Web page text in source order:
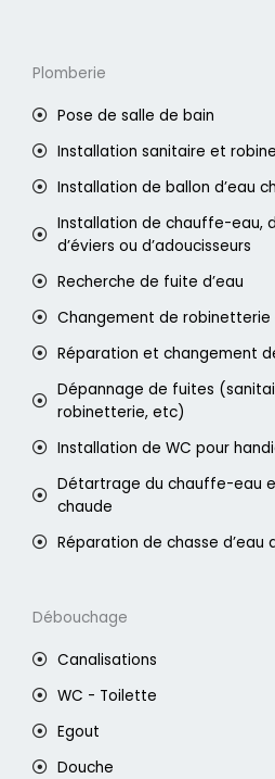
Plomberie
Pose de salle de bain
Installation sanitaire et
Installation de ballon d’eau
Installation de chauffe-eau,
d’éviers ou d’adoucisseurs
Recherche de fuite d’eau
Changement de robinetterie
Réparation et changement
Dépannage de fuites
robinetterie, etc)
Installation de WC pour
Détartrage du chauffe-eau
chaude
Réparation de chasse d’eau
Débouchage
Canalisations
WC - Toilette
Egout
Douche